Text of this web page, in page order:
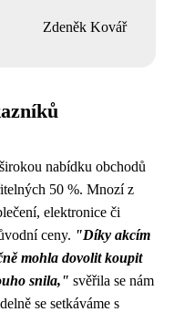
Zdeněk Kovář
nabídku obchodů
50 %. Mnozí z
elektronice či
ceny. "Díky akcím
mohla dovolit koupit
snila," svěřila se nám
se setkáváme s